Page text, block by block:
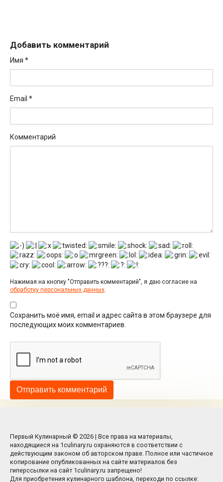
Добавить комментарий
Имя *
Email *
Комментарий
Нажимая на кнопку "Отправить комментарий", я даю согласие на
обработку персональных данных.
Сохранить моё имя, email и адрес сайта в этом браузере для
последующих моих комментариев.
Первый Кулинарный © 2026 | Все права на материалы,
находящиеся на 1culinary.ru охраняются в соответствии с
действующим законом об авторском праве. Полное или частичное
копирование опубликованных на сайте материалов без
гиперссылки на сайт 1culinary.ru запрещено!
Для приобретения кулинарного шаблона, переходи по ссылке: